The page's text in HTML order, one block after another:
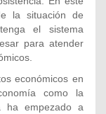
la situación de
el sistema
para atender
económicos en
como la
ha empezado a